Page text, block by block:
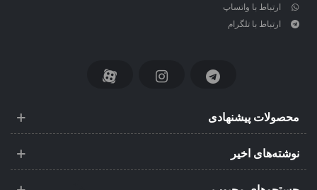
ارتباط با واتساپ
ارتباط با تلگرام
محصولات پیشنهادی
نوشته‌های اخیر